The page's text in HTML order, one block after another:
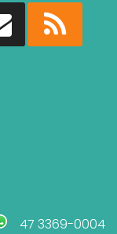
47 3369-0004